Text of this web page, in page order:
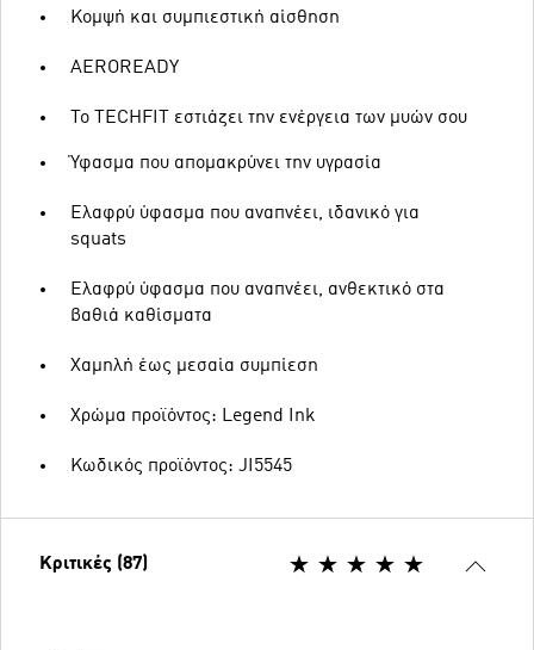
Κομψή και συμπιεστική αίσθηση
AEROREADY
Το TECHFIT εστιάζει την ενέργεια των μυών σου
Ύφασμα που απομακρύνει την υγρασία
Ελαφρύ ύφασμα που αναπνέει, ιδανικό για
squats
Ελαφρύ ύφασμα που αναπνέει, ανθεκτικό στα
βαθιά καθίσματα
Χαμηλή έως μεσαία συμπίεση
Χρώμα προϊόντος: Legend Ink
Κωδικός προϊόντος: JI5545
Κριτικές (87)